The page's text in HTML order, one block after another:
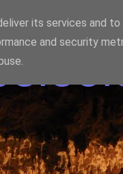
its services and
and security